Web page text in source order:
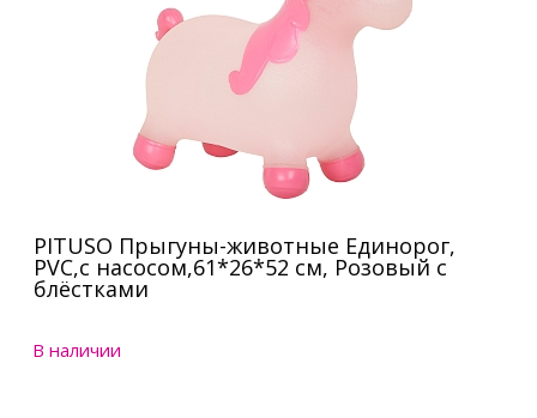
PITUSO Прыгуны-животные Единорог,
PVC,с насосом,61*26*52 см, Розовый с
блёстками
В наличии